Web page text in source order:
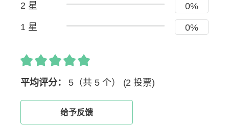
2 星 0%
1 星 0%
平均评分： 5（共 5 个） (2 投票)
给予反馈